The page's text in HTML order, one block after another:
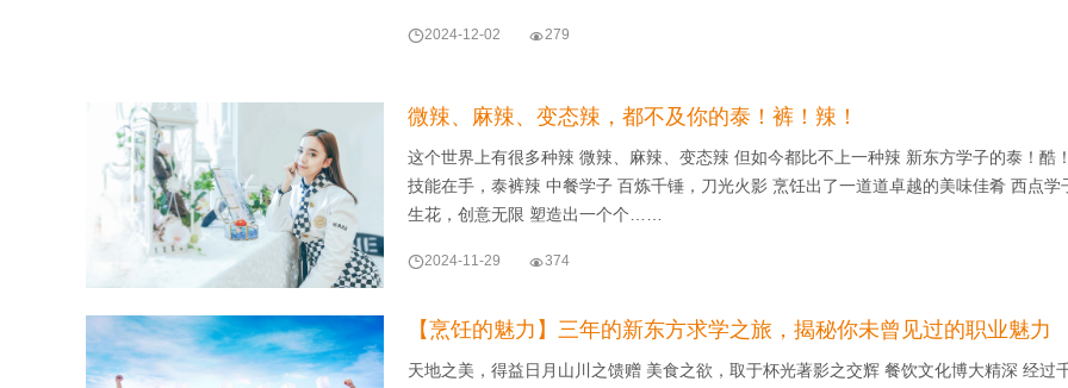
2024-12-02 279
微辣、麻辣、变态辣，都不及你的泰！裤！辣！
这个世界上有很多种辣 微辣、麻辣、变态辣 但如今都比不上一种辣 新东方学子的泰！酷
技能在手，泰裤辣 中餐学子 百炼千锤，刀光火影 烹饪出了一道道卓越的美味佳肴 西点学
生花，创意无限 塑造出一个个……
2024-11-29 374
【烹饪的魅力】三年的新东方求学之旅，揭秘你未曾见过的职业魅力
天地之美，得益日月山川之馈赠 美食之欲，取于杯光著影之交辉 餐饮文化博大精深 经过